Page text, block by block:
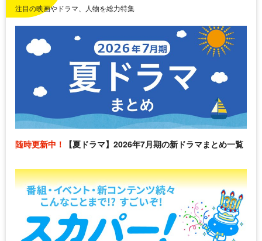
注目の映画やドラマ、人物を総力特集
随時更新中！ 【夏ドラマ】2026年7月期の新ドラマまとめ一覧